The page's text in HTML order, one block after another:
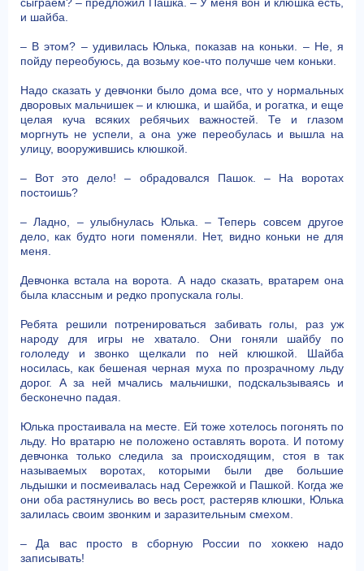
и шайба.
– В этом? – удивилась Юлька, показав на коньки. – Не, я
пойду переобуюсь, да возьму кое-что получше чем коньки.
Надо сказать у девчонки было дома все, что у нормальных
дворовых мальчишек – и клюшка, и шайба, и рогатка, и еще
целая куча всяких ребячьих важностей. Те и глазом
моргнуть не успели, а она уже переобулась и вышла на
улицу, вооружившись клюшкой.
– Вот это дело! – обрадовался Пашок. – На воротах
постоишь?
– Ладно, – улыбнулась Юлька. – Теперь совсем другое
дело, как будто ноги поменяли. Нет, видно коньки не для
меня.
Девчонка встала на ворота. А надо сказать, вратарем она
была классным и редко пропускала голы.
Ребята решили потренироваться забивать голы, раз уж
народу для игры не хватало. Они гоняли шайбу по
гололеду и звонко щелкали по ней клюшкой. Шайба
носилась, как бешеная черная муха по прозрачному льду
дорог. А за ней мчались мальчишки, подскальзываясь и
бесконечно падая.
Юлька простаивала на месте. Ей тоже хотелось погонять по
льду. Но вратарю не положено оставлять ворота. И потому
девчонка только следила за происходящим, стоя в так
называемых воротах, которыми были две большие
льдышки и посмеивалась над Сережкой и Пашкой. Когда же
они оба растянулись во весь рост, растеряв клюшки, Юлька
залилась своим звонким и заразительным смехом.
– Да вас просто в сборную России по хоккею надо
записывать!